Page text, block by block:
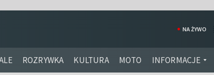
ROZRYWKA KULTURA MOTO INFORMACJE
NA ŻYWO